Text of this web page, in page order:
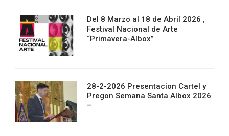
Del 8 Marzo al 18 de Abril 2026 ,
Festival Nacional de Arte
“Primavera-Albox”
28-2-2026 Presentacion Cartel y
Pregon Semana Santa Albox 2026
–